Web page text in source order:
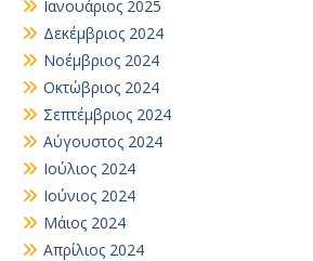
Ιανουάριος 2025
Δεκέμβριος 2024
Νοέμβριος 2024
Οκτώβριος 2024
Σεπτέμβριος 2024
Αύγουστος 2024
Ιούλιος 2024
Ιούνιος 2024
Μάιος 2024
Απρίλιος 2024